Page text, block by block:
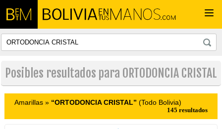
Posibles resultados para ORTODONCIA CRISTAL
Amarillas » “ORTODONCIA CRISTAL” (Todo Bolivia)
145 resultados